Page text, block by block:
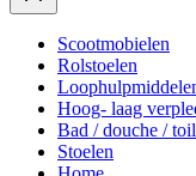
Scootmobielen
Rolstoelen
Hoog- laag
Bad / douche /
Stoelen